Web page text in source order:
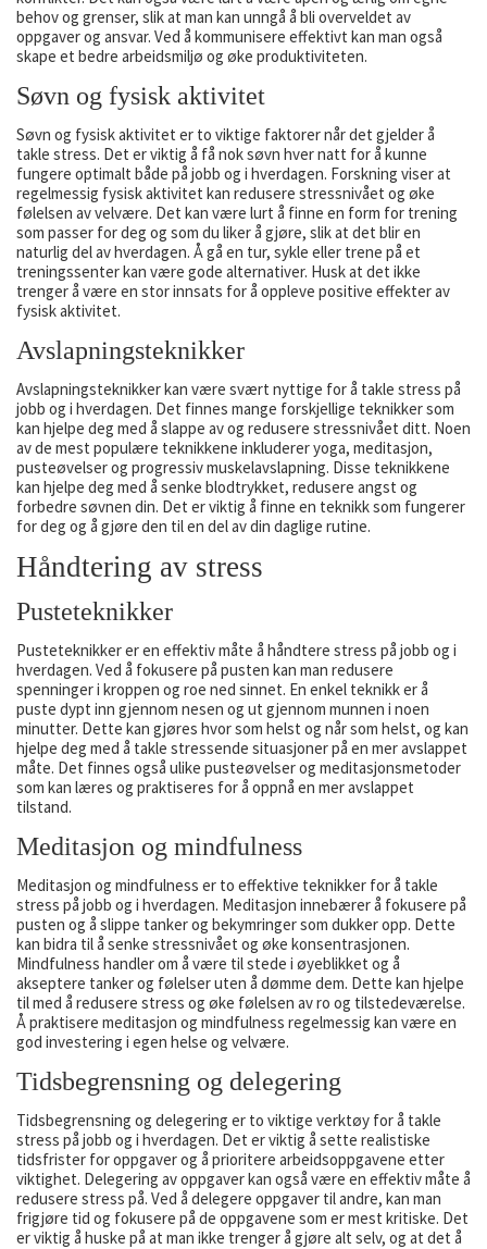
behov og grenser, slik at man kan unngå å bli overveldet av
oppgaver og ansvar. Ved å kommunisere effektivt kan man også
skape et bedre arbeidsmiljø og øke produktiviteten.
Søvn og fysisk aktivitet
Søvn og fysisk aktivitet er to viktige faktorer når det gjelder å
takle stress. Det er viktig å få nok søvn hver natt for å kunne
fungere optimalt både på jobb og i hverdagen. Forskning viser at
regelmessig fysisk aktivitet kan redusere stressnivået og øke
følelsen av velvære. Det kan være lurt å finne en form for trening
som passer for deg og som du liker å gjøre, slik at det blir en
naturlig del av hverdagen. Å gå en tur, sykle eller trene på et
treningssenter kan være gode alternativer. Husk at det ikke
trenger å være en stor innsats for å oppleve positive effekter av
fysisk aktivitet.
Avslapningsteknikker
Avslapningsteknikker kan være svært nyttige for å takle stress på
jobb og i hverdagen. Det finnes mange forskjellige teknikker som
kan hjelpe deg med å slappe av og redusere stressnivået ditt. Noen
av de mest populære teknikkene inkluderer yoga, meditasjon,
pusteøvelser og progressiv muskelavslapning. Disse teknikkene
kan hjelpe deg med å senke blodtrykket, redusere angst og
forbedre søvnen din. Det er viktig å finne en teknikk som fungerer
for deg og å gjøre den til en del av din daglige rutine.
Håndtering av stress
Pusteteknikker
Pusteteknikker er en effektiv måte å håndtere stress på jobb og i
hverdagen. Ved å fokusere på pusten kan man redusere
spenninger i kroppen og roe ned sinnet. En enkel teknikk er å
puste dypt inn gjennom nesen og ut gjennom munnen i noen
minutter. Dette kan gjøres hvor som helst og når som helst, og kan
hjelpe deg med å takle stressende situasjoner på en mer avslappet
måte. Det finnes også ulike pusteøvelser og meditasjonsmetoder
som kan læres og praktiseres for å oppnå en mer avslappet
tilstand.
Meditasjon og mindfulness
Meditasjon og mindfulness er to effektive teknikker for å takle
stress på jobb og i hverdagen. Meditasjon innebærer å fokusere på
pusten og å slippe tanker og bekymringer som dukker opp. Dette
kan bidra til å senke stressnivået og øke konsentrasjonen.
Mindfulness handler om å være til stede i øyeblikket og å
akseptere tanker og følelser uten å dømme dem. Dette kan hjelpe
til med å redusere stress og øke følelsen av ro og tilstedeværelse.
Å praktisere meditasjon og mindfulness regelmessig kan være en
god investering i egen helse og velvære.
Tidsbegrensning og delegering
Tidsbegrensning og delegering er to viktige verktøy for å takle
stress på jobb og i hverdagen. Det er viktig å sette realistiske
tidsfrister for oppgaver og å prioritere arbeidsoppgavene etter
viktighet. Delegering av oppgaver kan også være en effektiv måte å
redusere stress på. Ved å delegere oppgaver til andre, kan man
frigjøre tid og fokusere på de oppgavene som er mest kritiske. Det
er viktig å huske på at man ikke trenger å gjøre alt selv, og at det å